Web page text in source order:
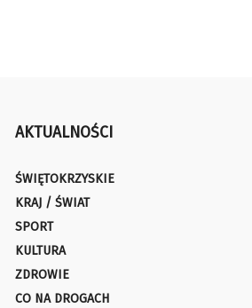
AKTUALNOŚCI
ŚWIĘTOKRZYSKIE
KRAJ / ŚWIAT
SPORT
KULTURA
ZDROWIE
CO NA DROGACH